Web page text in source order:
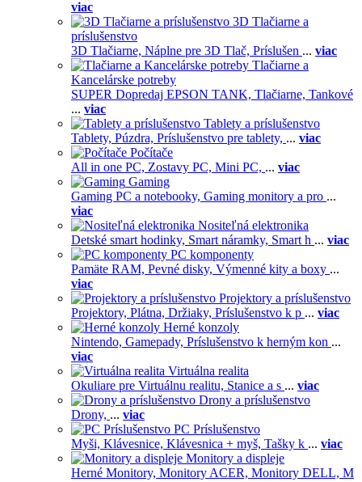
viac
3D Tlačiarne a
príslušenstvo
3D Tlačiarne, Náplne pre 3D Tlač, Príslušen ... viac
Tlačiarne a
Kancelárske potreby
SUPER Dopredaj EPSON TANK, Tlačiarne, Tankové
... viac
Tablety a príslušenstvo
Tablety, Púzdra, Príslušenstvo pre tablety, ... viac
Počítače
All in one PC, Zostavy PC, Mini PC, ... viac
Gaming
Gaming PC a notebooky, Gaming monitory a pro ...
viac
Nositeľná elektronika
Detské smart hodinky, Smart náramky, Smart h ... viac
PC komponenty
Pamäte RAM, Pevné disky, Výmenné kity a boxy ...
viac
Projektory a príslušenstvo
Projektory, Plátna, Držiaky, Príslušenstvo k p ... viac
Herné konzoly
Nintendo, Gamepady, Príslušenstvo k herným kon ...
viac
Virtuálna realita
Okuliare pre Virtuálnu realitu, Stanice a s ... viac
Drony a príslušenstvo
Drony, ... viac
PC Príslušenstvo
Myši, Klávesnice, Klávesnica + myš, Tašky k ... viac
Monitory a displeje
Herné Monitory, Monitory ACER, Monitory DELL, M